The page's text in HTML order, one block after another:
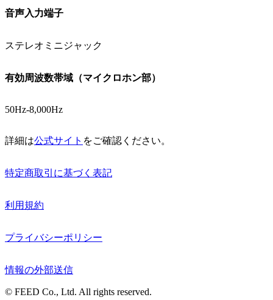
音声入力端子
ステレオミニジャック
有効周波数帯域（マイクロホン部）
50Hz-8,000Hz
詳細は公式サイト をご確認ください。
特定商取引に基づく表記
利用規約
プライバシーポリシー
情報の外部送信
© FEED Co., Ltd. All rights reserved.